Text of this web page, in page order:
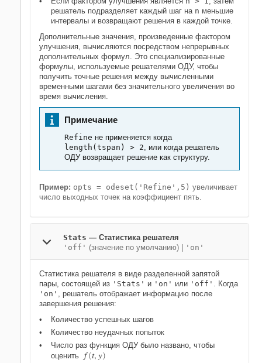
решатель подразделяет каждый шаг на n меньшие
интервалы и возвращают решения в каждой точке.
Дополнительные значения, произведенные фактором
улучшения, вычисляются посредством непрерывных
дополнительных формул. Это специализированные
формулы, используемые решателями ОДУ, чтобы
получить точные решения между вычисленными
временными шагами без значительного увеличения во
время вычисления.
Примечание
Refine не применяется когда
length(tspan) > 2, или когда решатель
ОДУ возвращает решение как структуру.
Пример: opts = odeset('Refine',5) увеличивает
число выходных точек на коэффициент пять.
Stats — Статистика решателя
'off' (значение по умолчанию) | 'on'
Статистика решателя в виде разделенной запятой
пары, состоящей из 'Stats' и 'on' или 'off' . Когда
'on' , решатель отображает информацию после
завершения решения:
Количество успешных шагов
Количество неудачных попыток
Число раз функция ОДУ было названо, чтобы
оценить f(t,y)